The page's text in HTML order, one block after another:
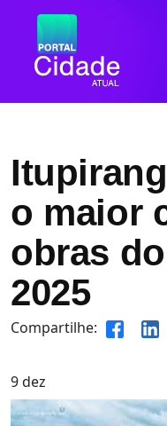
o maior
obras
2025
Compartilhe:
9dez